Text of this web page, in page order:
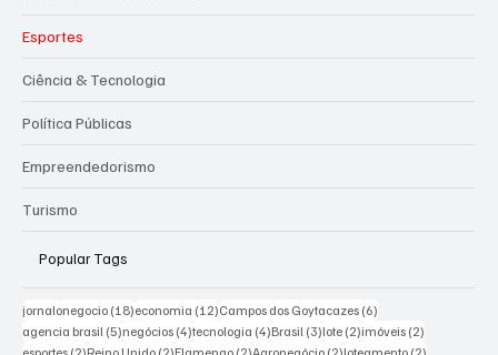
Esportes
Ciência & Tecnologia
Política Públicas
Empreendedorismo
Turismo
Popular Tags
jornalonegocio (18)18 posts
economia (12)12 posts
Campos dos Goytacazes (6)
agencia brasil (5)5 posts
negócios (4)4 posts
tecnologia (4)4 posts
Brasil (3)3 posts
lote (2)2 posts
imóveis (2)
2 posts 2 posts 2 posts 2 posts